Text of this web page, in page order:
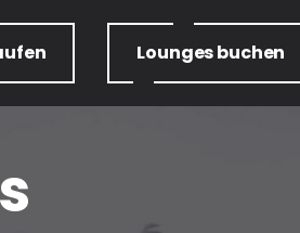
Loungesbuchen